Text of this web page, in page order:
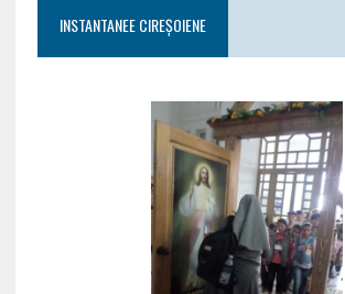
INSTANTANEE CIREȘOIENE